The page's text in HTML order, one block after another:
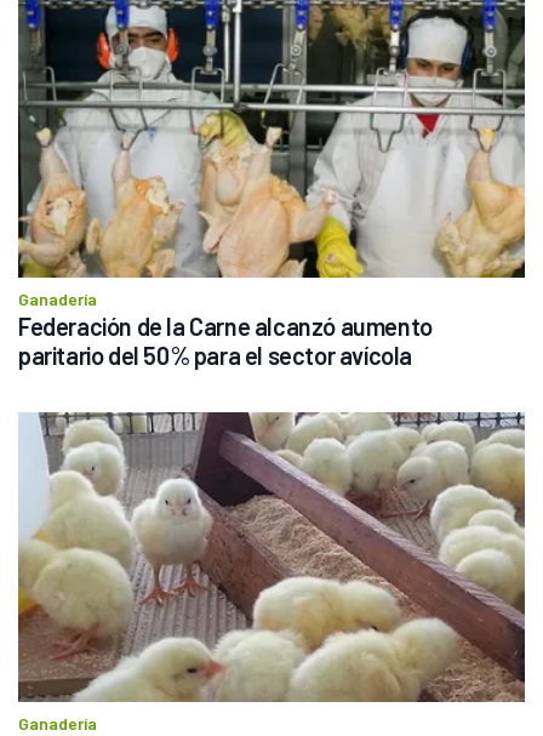
Ganadería
Federación de la Carne alcanzó aumento
paritario del 50% para el sector avícola
Ganadería